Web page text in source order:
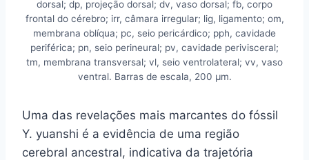
dorsal; dp, projeção dorsal; dv, vaso dorsal; fb, corpo
frontal do cérebro; irr, câmara irregular; lig, ligamento; om,
membrana oblíqua; pc, seio pericárdico; pph, cavidade
periférica; pn, seio perineural; pv, cavidade perivisceral;
tm, membrana transversal; vl, seio ventrolateral; vv, vaso
ventral. Barras de escala, 200 μm.
Uma das revelações mais marcantes do fóssil
Y. yuanshi é a evidência de uma região
cerebral ancestral, indicativa da trajetória